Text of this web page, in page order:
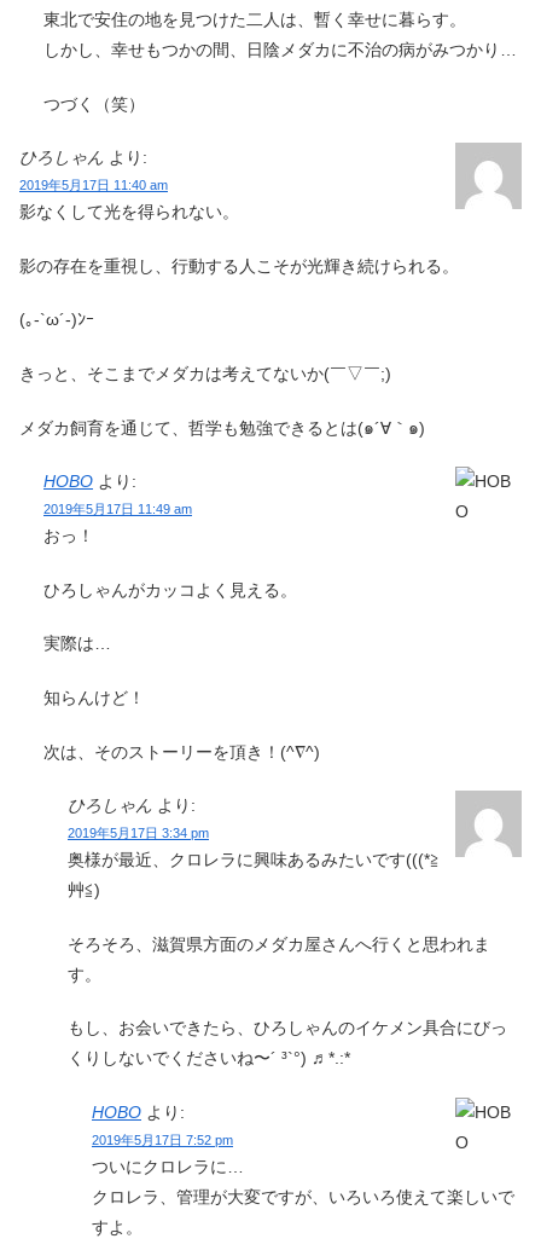
東北で安住の地を見つけた二人は、暫く幸せに暮らす。
しかし、幸せもつかの間、日陰メダカに不治の病がみつかり…
つづく（笑）
ひろしゃん より:
2019年5月17日 11:40 am
影なくして光を得られない。
影の存在を重視し、行動する人こそが光輝き続けられる。
(｡-`ω´-)ﾝｰ
きっと、そこまでメダカは考えてないか(￣▽︎￣;)
メダカ飼育を通じて、哲学も勉強できるとは(๑´∀︎｀๑)
HOBO より:
2019年5月17日 11:49 am
おっ！
ひろしゃんがカッコよく見える。
実際は…
知らんけど！
次は、そのストーリーを頂き！(^∇^)
ひろしゃん より:
2019年5月17日 3:34 pm
奥様が最近、クロレラに興味あるみたいです(((*≧︎
艸≦︎)
そろそろ、滋賀県方面のメダカ屋さんへ行くと思われま
す。
もし、お会いできたら、ひろしゃんのイケメン具合にびっ
くりしないでくださいね〜´ ³`°) ♬︎*.:*
HOBO より:
2019年5月17日 7:52 pm
ついにクロレラに…
クロレラ、管理が大変ですが、いろいろ使えて楽しいで
すよ。